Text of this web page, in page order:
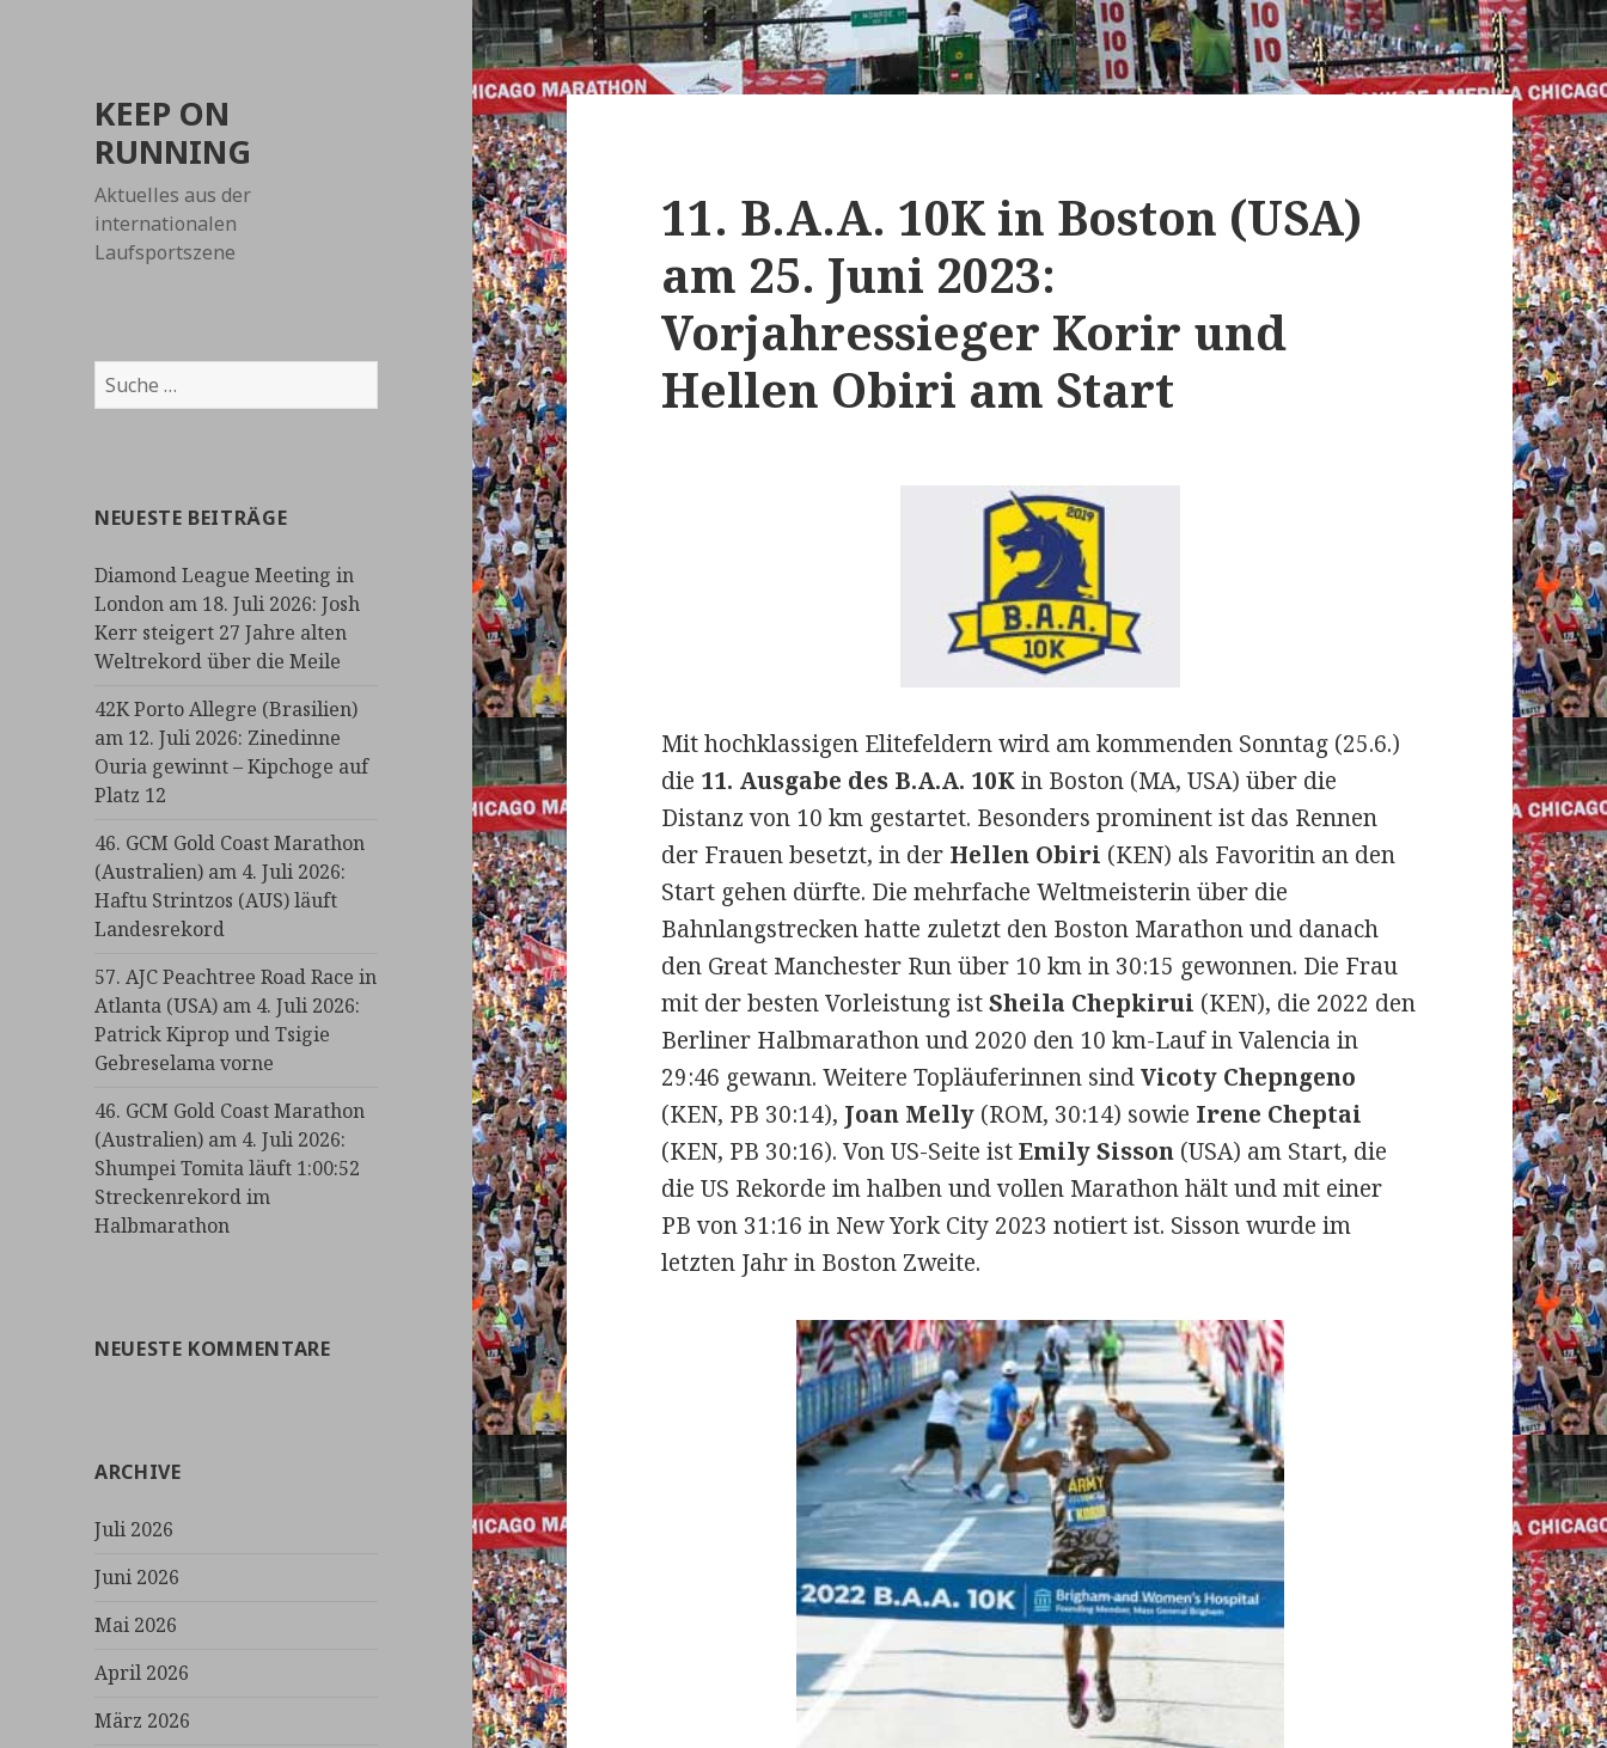
KEEP ON
RUNNING
Aktuelles aus der
internationalen
Laufsportszene
Suche
nach:
NEUESTE BEITRÄGE
Diamond League Meeting in
London am 18. Juli 2026: Josh
Kerr steigert 27 Jahre alten
Weltrekord über die Meile
42K Porto Allegre (Brasilien)
am 12. Juli 2026: Zinedinne
Ouria gewinnt – Kipchoge auf
Platz 12
46. GCM Gold Coast Marathon
(Australien) am 4. Juli 2026:
Haftu Strintzos (AUS) läuft
Landesrekord
57. AJC Peachtree Road Race in
Atlanta (USA) am 4. Juli 2026:
Patrick Kiprop und Tsigie
Gebreselama vorne
46. GCM Gold Coast Marathon
(Australien) am 4. Juli 2026:
Shumpei Tomita läuft 1:00:52
Streckenrekord im
Halbmarathon
NEUESTE KOMMENTARE
ARCHIVE
Juli 2026
Juni 2026
Mai 2026
April 2026
März 2026
11. B.A.A. 10K in Boston (USA)
am 25. Juni 2023:
Vorjahressieger Korir und
Hellen Obiri am Start
Mit hochklassigen Elitefeldern wird am kommenden Sonntag (25.6.)
die 11. Ausgabe des B.A.A. 10Kin Boston (MA, USA) über die
Distanz von 10 km gestartet. Besonders prominent ist das Rennen
der Frauen besetzt, in der Hellen Obiri (KEN) als Favoritin an den
Start gehen dürfte. Die mehrfache Weltmeisterin über die
Bahnlangstrecken hatte zuletzt den Boston Marathon und danach
den Great Manchester Run über 10 km in 30:15 gewonnen. Die Frau
mit der besten Vorleistung istSheila Chepkirui (KEN), die 2022 den
Berliner Halbmarathon und 2020 den 10 km-Lauf in Valencia in
29:46 gewann. Weitere Topläuferinnen sindVicoty Chepngeno
(KEN, PB 30:14), Joan Melly (ROM, 30:14) sowie Irene Cheptai
(KEN, PB 30:16). Von US-Seite istEmily Sisson (USA) am Start, die
die US Rekorde im halben und vollen Marathon hält und mit einer
PB von 31:16 in New York City 2023 notiert ist. Sisson wurde im
letzten Jahr in Boston Zweite.